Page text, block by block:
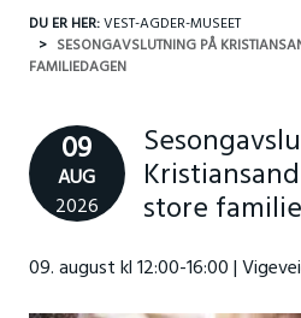
DU ER HER:VEST-AGDER-MUSEET
SESONGAVSLUTNING PÅ
FAMILIEDAGEN
09
AUG
2026
store
09. august kl 12:00-16:00 |